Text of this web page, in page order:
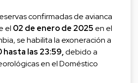
confirmadas de avianca
el 02 de enero de 2025 en el
se habilita la exoneración a
hasta las 23:59,debido a
en el Doméstico